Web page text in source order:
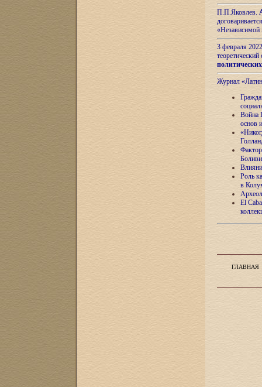
П.П.Яковлев.
«Независимой
3 февраля
теоретический
Журнал
Война
основ
Роль
в
El
ГЛАВНАЯ